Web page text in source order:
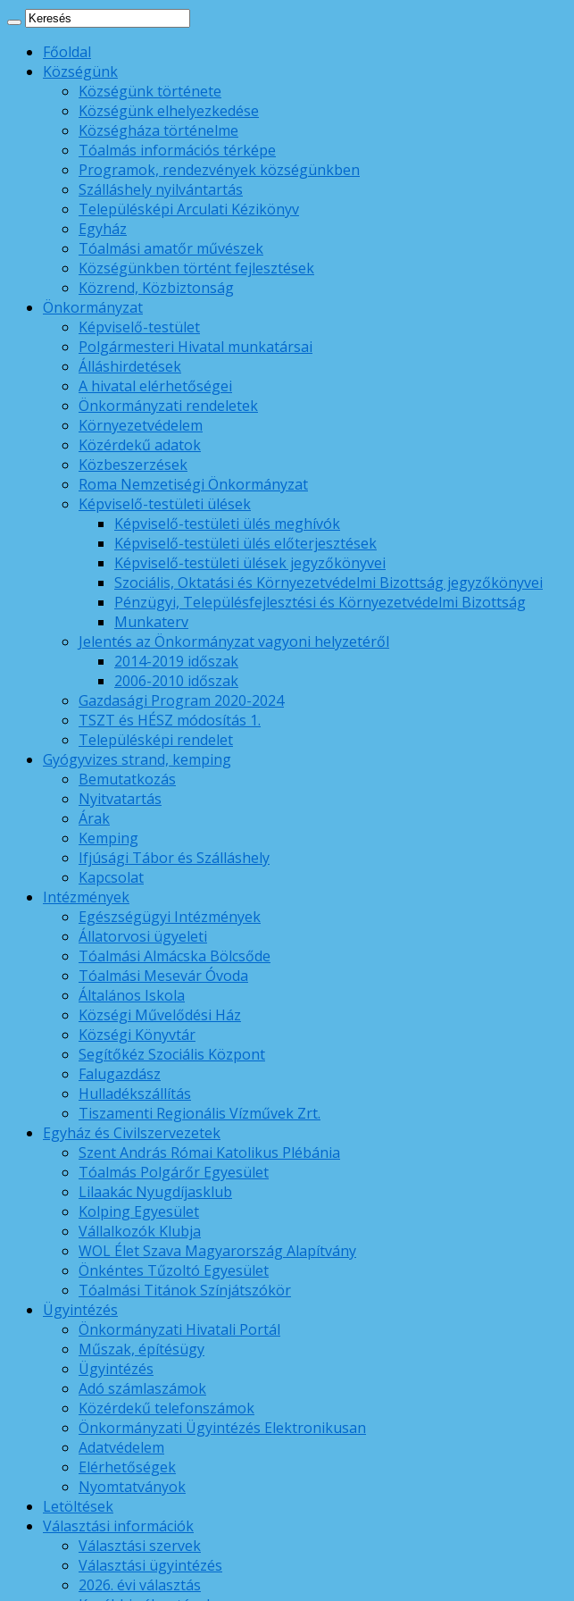
Főoldal
Községünk
Községünk története
Községünk elhelyezkedése
Községháza történelme
Tóalmás információs térképe
Programok, rendezvények községünkben
Szálláshely nyilvántartás
Településképi Arculati Kézikönyv
Egyház
Tóalmási amatőr művészek
Községünkben történt fejlesztések
Közrend, Közbiztonság
Önkormányzat
Képviselő-testület
Polgármesteri Hivatal munkatársai
Álláshirdetések
A hivatal elérhetőségei
Önkormányzati rendeletek
Környezetvédelem
Közérdekű adatok
Közbeszerzések
Roma Nemzetiségi Önkormányzat
Képviselő-testületi ülések
Képviselő-testületi ülés meghívók
Képviselő-testületi ülés előterjesztések
Képviselő-testületi ülések jegyzőkönyvei
Szociális, Oktatási és Környezetvédelmi Bizottság jegyzőkönyvei
Pénzügyi, Településfejlesztési és Környezetvédelmi Bizottság
Munkaterv
Jelentés az Önkormányzat vagyoni helyzetéről
2014-2019 időszak
2006-2010 időszak
Gazdasági Program 2020-2024
TSZT és HÉSZ módosítás 1.
Településképi rendelet
Gyógyvizes strand, kemping
Bemutatkozás
Nyitvatartás
Árak
Kemping
Ifjúsági Tábor és Szálláshely
Kapcsolat
Intézmények
Egészségügyi Intézmények
Állatorvosi ügyeleti
Tóalmási Almácska Bölcsőde
Tóalmási Mesevár Óvoda
Általános Iskola
Községi Művelődési Ház
Községi Könyvtár
Segítőkéz Szociális Központ
Falugazdász
Hulladékszállítás
Tiszamenti Regionális Vízművek Zrt.
Egyház és Civilszervezetek
Szent András Római Katolikus Plébánia
Tóalmás Polgárőr Egyesület
Lilaakác Nyugdíjasklub
Kolping Egyesület
Vállalkozók Klubja
WOL Élet Szava Magyarország Alapítvány
Önkéntes Tűzoltó Egyesület
Tóalmási Titánok Színjátszókör
Ügyintézés
Önkormányzati Hivatali Portál
Műszak, építésügy
Ügyintézés
Adó számlaszámok
Közérdekű telefonszámok
Önkormányzati Ügyintézés Elektronikusan
Adatvédelem
Elérhetőségek
Nyomtatványok
Letöltések
Választási információk
Választási szervek
Választási ügyintézés
2026. évi választás